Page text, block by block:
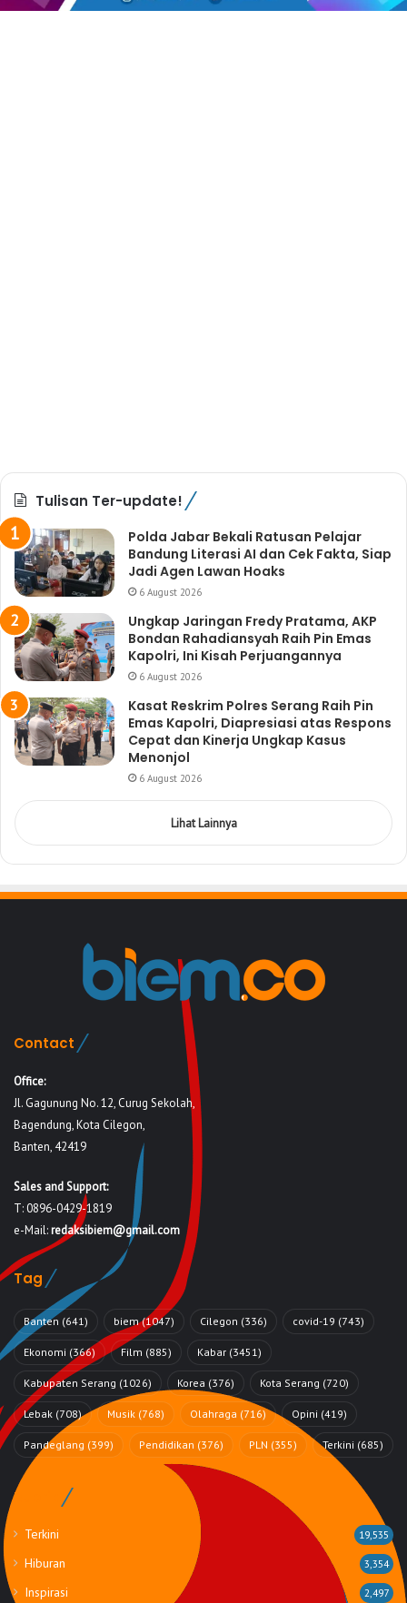
Tulisan Ter-update!
Polda Jabar Bekali Ratusan Pelajar
Bandung Literasi AI dan Cek Fakta, Siap
Jadi Agen Lawan Hoaks
6 August 2026
Ungkap Jaringan Fredy Pratama, AKP
Bondan Rahadiansyah Raih Pin Emas
Kapolri, Ini Kisah Perjuangannya
6 August 2026
Kasat Reskrim Polres Serang Raih Pin
Emas Kapolri, Diapresiasi atas Respons
Cepat dan Kinerja Ungkap Kasus
Menonjol
6 August 2026
Lihat Lainnya
Contact
Office:
Jl. Gagunung No. 12, Curug Sekolah,
Bagendung, Kota Cilegon,
Banten, 42419
Sales and Support:
T: 0896-0429-1819
e-Mail:redaksibiem@gmail.com
Tag
Banten (641) biem(1047) Cilegon (336) covid-19 (743)
Ekonomi (366) Film (885) Kabar (3451)
Kabupaten Serang (1026) Korea (376) Kota Serang (720)
Lebak (708) Musik (768) Olahraga (716) Opini (419)
Pandeglang (399) Pendidikan (376) PLN (355) Terkini (685)
Rubrik
Terkini 19,535
Hiburan 3,354
Inspirasi 2,497